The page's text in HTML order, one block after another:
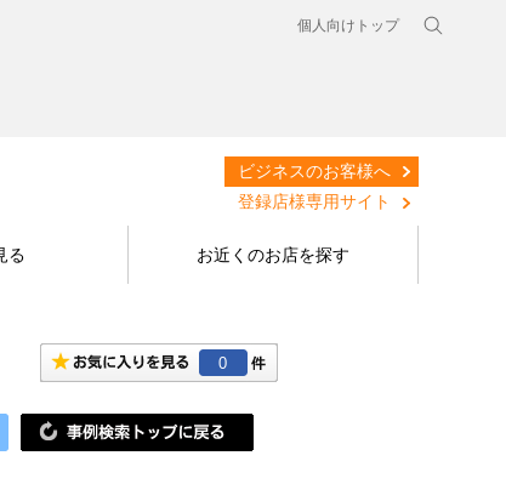
個人向けトップ
ビジネスのお客様へ
登録店様専用サイト
る お近くのお店を探す
0